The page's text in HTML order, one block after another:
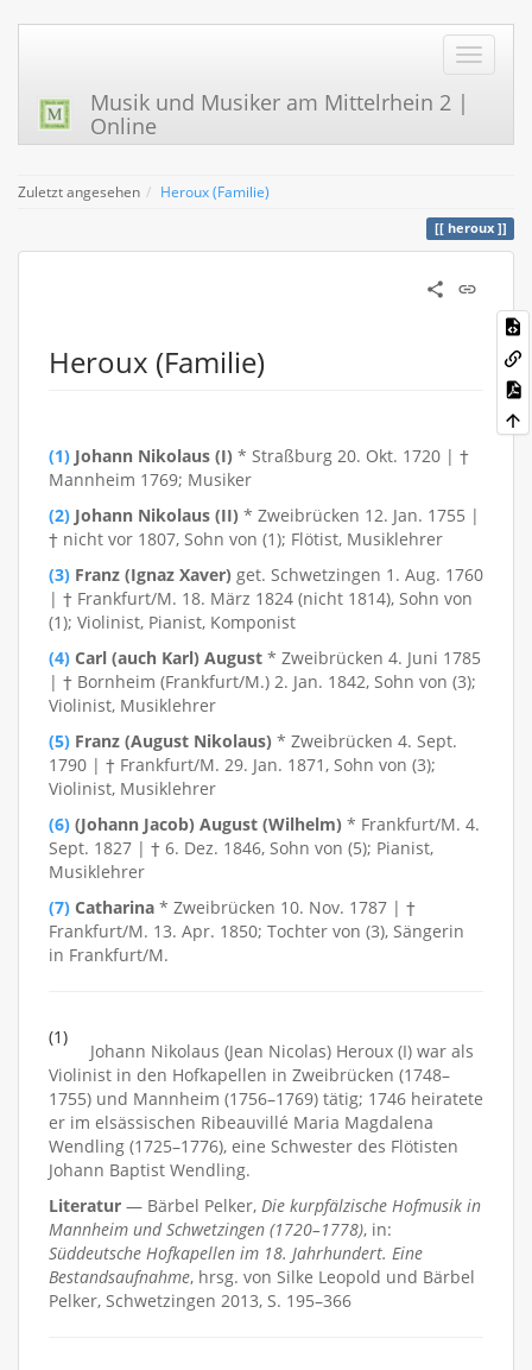
Musik und Musiker am Mittelrhein 2 |
Online
Zuletzt angesehen Heroux (Familie)
heroux
Heroux (Familie)
(1) Johann Nikolaus (I) * Straßburg 20. Okt. 1720 | †
Mannheim 1769; Musiker
(2) Johann Nikolaus (II) * Zweibrücken 12. Jan. 1755 |
† nicht vor 1807, Sohn von (1); Flötist, Musiklehrer
(3) Franz (Ignaz Xaver) get. Schwetzingen 1. Aug. 1760
| † Frankfurt/M. 18. März 1824 (nicht 1814), Sohn von
(1); Violinist, Pianist, Komponist
(4) Carl (auch Karl) August * Zweibrücken 4. Juni 1785
| † Bornheim (Frankfurt/M.) 2. Jan. 1842, Sohn von (3);
Violinist, Musiklehrer
(5) Franz (August Nikolaus) * Zweibrücken 4. Sept.
1790 | † Frankfurt/M. 29. Jan. 1871, Sohn von (3);
Violinist, Musiklehrer
(6) (Johann Jacob) August (Wilhelm) * Frankfurt/M. 4.
Sept. 1827 | † 6. Dez. 1846, Sohn von (5); Pianist,
Musiklehrer
(7) Catharina * Zweibrücken 10. Nov. 1787 | †
Frankfurt/M. 13. Apr. 1850; Tochter von (3), Sängerin
in Frankfurt/M.
(1)
Johann Nikolaus (Jean Nicolas) Heroux (I) war als
Violinist in den Hofkapellen in Zweibrücken (1748–
1755) und Mannheim (1756–1769) tätig; 1746 heiratete
er im elsässischen Ribeauvillé Maria Magdalena
Wendling (1725–1776), eine Schwester des Flötisten
Johann Baptist Wendling.
Literatur — Bärbel Pelker, Die kurpfälzische Hofmusik in
Mannheim und Schwetzingen (1720–1778), in:
Süddeutsche Hofkapellen im 18. Jahrhundert. Eine
Bestandsaufnahme, hrsg. von Silke Leopold und Bärbel
Pelker, Schwetzingen 2013, S. 195–366